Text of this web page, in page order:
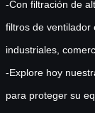
-Con filtración de
filtros de ventilador
industriales,
-Explore hoy
para proteger su